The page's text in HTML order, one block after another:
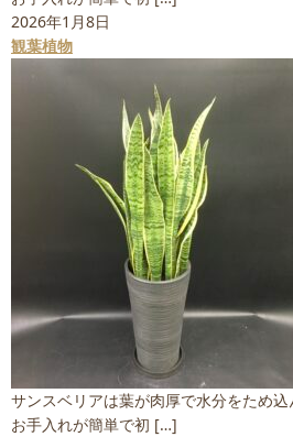
2026年1月8日
観葉植物
サンスベリアは葉が肉厚で水分をため込
お手入れが簡単で初 […]